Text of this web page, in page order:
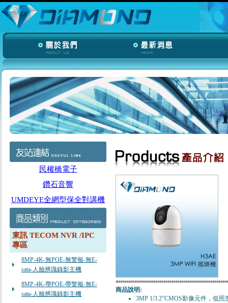
民權橋電子
鑽石音響
UMDEYE全網型保全對講機
東訊 TECOM NVR /IPC
專區
8MP-4K-無POE-無警報-無E-
sata-人臉辨識錄影主機
8MP-4K-帶POE-帶警報-無E-
sata-人臉辨識錄影主機
商品說明:
3MP 1/3.2"CMOS影像元件，低